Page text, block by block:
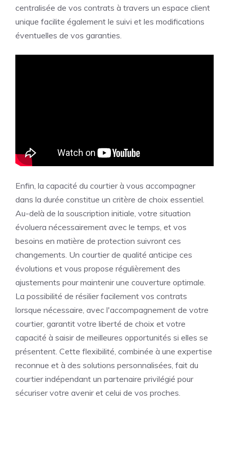
centralisée de vos contrats à travers un espace client
unique facilite également le suivi et les modifications
éventuelles de vos garanties.
Enfin, la capacité du courtier à vous accompagner
dans la durée constitue un critère de choix essentiel.
Au-delà de la souscription initiale, votre situation
évoluera nécessairement avec le temps, et vos
besoins en matière de protection suivront ces
changements. Un courtier de qualité anticipe ces
évolutions et vous propose régulièrement des
ajustements pour maintenir une couverture optimale.
La possibilité de résilier facilement vos contrats
lorsque nécessaire, avec l'accompagnement de votre
courtier, garantit votre liberté de choix et votre
capacité à saisir de meilleures opportunités si elles se
présentent. Cette flexibilité, combinée à une expertise
reconnue et à des solutions personnalisées, fait du
courtier indépendant un partenaire privilégié pour
sécuriser votre avenir et celui de vos proches.